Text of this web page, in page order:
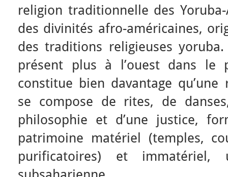
religion traditionnelle des
des divinités afro-américaines,
des traditions religieuses
présent plus à l’ouest dans le
constitue bien davantage
se compose de rites, de
philosophie et d’une justice,
patrimoine matériel (temples,
purificatoires) et immatériel,